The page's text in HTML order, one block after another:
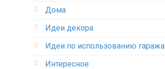
Дома
Идеи декора
Идеи по использованию гаража
Интересное